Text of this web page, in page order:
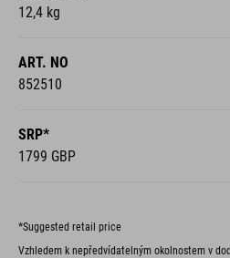
12,4 kg
ART. NO
852510
SRP*
1799 GBP
*Suggested retail price
Vzhledem k nepředvídatelným okolnostem v